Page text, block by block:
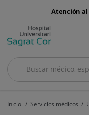
menu-
Atención
Buscar
Buscar
Inicio Servicios médicos